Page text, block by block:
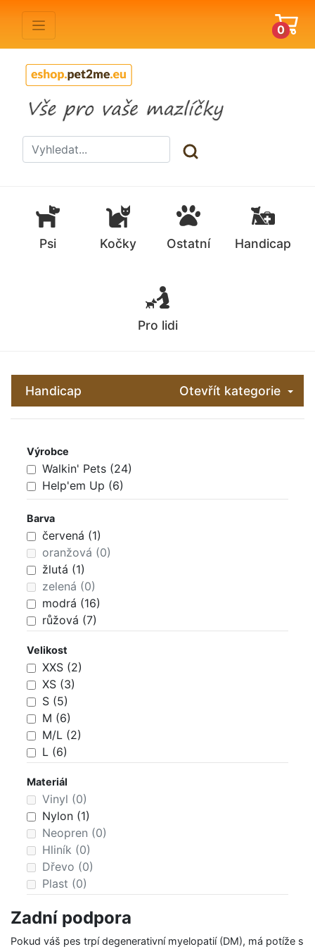
0
Psi Kočky Ostatní Handicap
Pro lidi
Handicap Otevřít kategorie
Výrobce
Walkin' Pets (24)
Help'em Up (6)
Barva
červená (1)
oranžová (0)
žlutá (1)
zelená (0)
modrá (16)
růžová (7)
hnědá (0)
bílá (0)
šedá (0)
černá (5)
vícebarevná (0)
Velikost
XXS (2)
XS (3)
S (5)
M (6)
M/L (2)
L (6)
XXL (0)
Materiál
Vinyl (0)
Nylon (1)
Neopren (0)
Hliník (0)
Dřevo (0)
Plast (0)
Železo (0)
Polyester (0)
Zadní podpora
Pokud váš pes trpí degenerativní myelopatií (DM), má potíže s